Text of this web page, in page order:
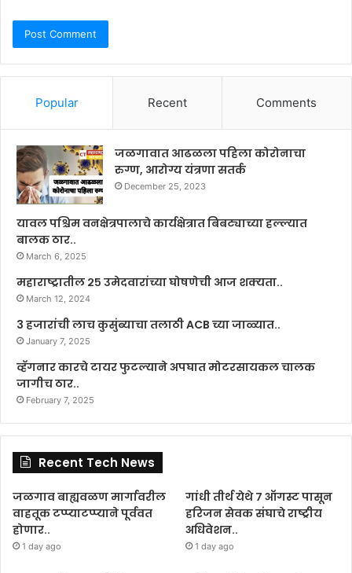
Popular Recent Comments
जळगावात आढळला पहिला कोरोनाचा
रुग्ण, आरोग्य यंत्रणा सतर्क
December 25, 2023
यावल पश्चिम वनक्षेत्रपालाचे कार्यक्षेत्रात बिबट्याच्या हल्ल्यात
बालक ठार..
March 6, 2025
महाराष्ट्रातील २५ उमेदवारांच्या घोषणेची आज शक्यता..
March 12, 2024
3 हजारांची लाच कुसुंब्याचा तलाठी ACB च्या जाळ्यात..
January 7, 2025
व्हॅगनार कारचे टायर फुटल्याने अपघात मोटरसायकल चालक
जागीच ठार..
February 7, 2025
Recent Tech News
जळगाव बाह्यवळण मार्गावरील
वाहतूक टप्प्याटप्प्याने पूर्ववत
होणार..
1 day ago
गांधी तीर्थ येथे ७ ऑगस्ट पासून
हरिजन सेवक संघाचे राष्ट्रीय
अधिवेशन..
1 day ago